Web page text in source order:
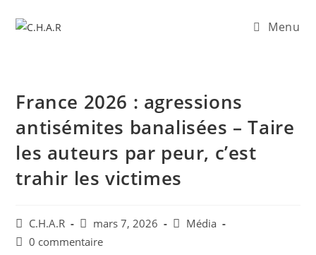
Menu
France 2026 : agressions
antisémites banalisées – Taire
les auteurs par peur, c’est
trahir les victimes
C.H.A.R mars 7, 2026
Média
0 commentaire